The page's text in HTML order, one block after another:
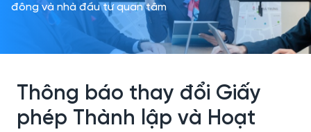
đông và nhà đầu tư quan tâm
Thông báo thay đổi Giấy
phép Thành lập và Hoạt